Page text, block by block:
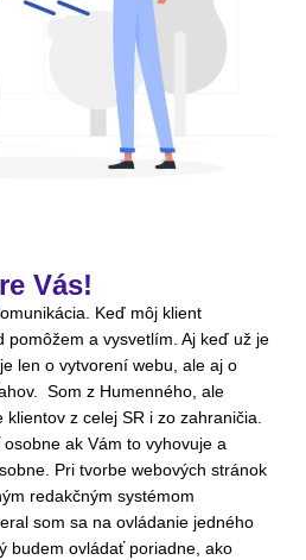
Vás!
Keď môj klient
pomôžem a vysvetlím. Aj keď už je
len o vytvorení webu, ale aj o
Som z Humenného, ale
z celej SR i zo zahraničia.
ak Vám to vyhovuje a
Pri tvorbe webových stránok
redakčným systémom
som sa na ovládanie jedného
budem ovládať poriadne, ako